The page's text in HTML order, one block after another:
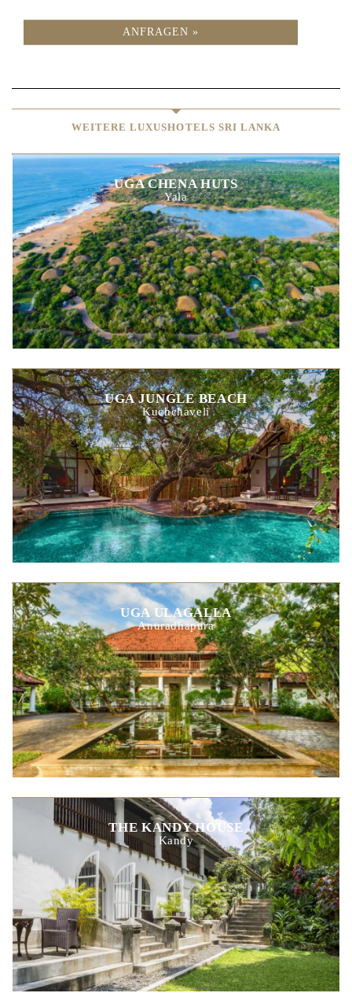
ANFRAGEN »
WEITERE LUXUSHOTELS SRI LANKA
UGA CHENA HUTS
Yala
UGA JUNGLE BEACH
Kuchchaveli
UGA ULAGALLA
Anuradhapura
THE KANDY HOUSE
Kandy